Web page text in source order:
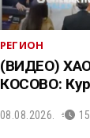
РЕГИОН
(ВИДЕО)
КОСОВО:
08.08.2026.